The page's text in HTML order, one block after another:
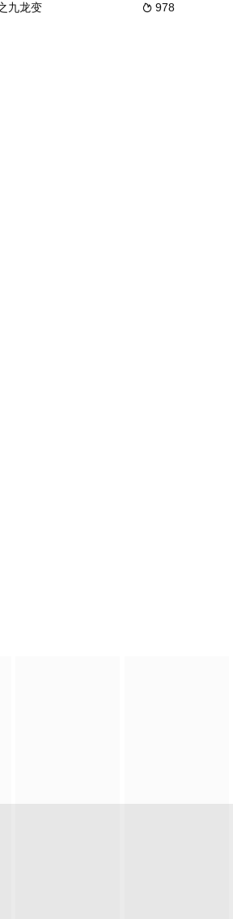
一系列惊险刺激的冒险中，他窥探
古玩协会，成为核心会员。入会之路上遇到
、兔毛手袋等一众行事乖张、性格跳脱的怪咖
秘学事件对策部”的负责人。面对星锑、兔毛
获得驱使阴兵之力，化身“活
蜜试炼赛冠军，一边暗中追查潜伏在参赛者中
沙、赤霞峰、风吟山庄、无尘岛、轩辕门五
心修炼、绝佳天资以及奇遇所得
败类，败家子中的败家子。
 978
九龙变